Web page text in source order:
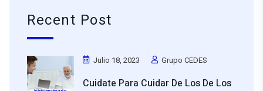
Recent Post
Julio 18, 2023 Grupo CEDES
Cuidate Para Cuidar De Los De Los